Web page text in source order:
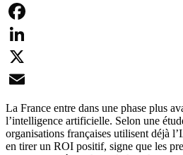
Facebook
LinkedIn
X
Email
La France entre dans une phase plus
l’intelligence artificielle. Selon une
organisations françaises utilisent déjà
en tirer un ROI positif, signe que les